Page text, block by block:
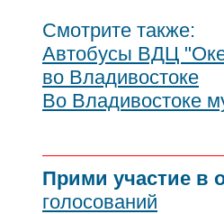
Смотрите также:
Автобусы ВДЦ
во Владивостоке
Во Владивостоке
Прими участие в
голосований